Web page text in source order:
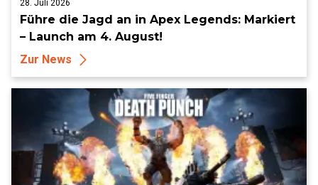
28. Juli 2026
Führe die Jagd an in Apex Legends: Markiert
– Launch am 4. August!
Zur News